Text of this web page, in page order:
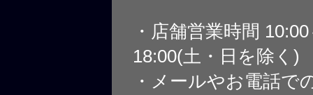
・店舗営業時間
18:00(土・日を除く)
・メールやお電話で